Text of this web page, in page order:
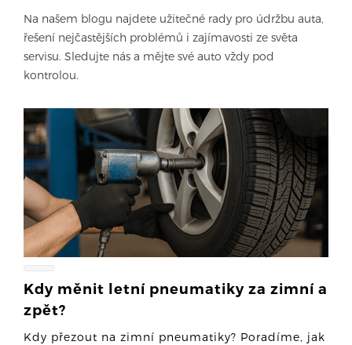
Na našem blogu najdete užitečné rady pro údržbu auta,
řešení nejčastějších problémů i zajímavosti ze světa
servisu. Sledujte nás a mějte své auto vždy pod
kontrolou.
Kdy měnit letní pneumatiky za zimní a
zpět?
Kdy přezout na zimní pneumatiky? Poradíme, jak